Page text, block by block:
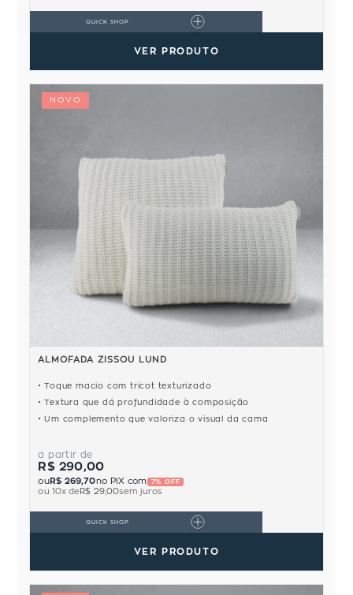
QUICK SHOP
VER PRODUTO
NOVO
ALMOFADA ZISSOU LUND
Toque macio com tricot texturizado
Textura que dá profundidade à composição
Um complemento que valoriza o visual da cama
a partir de
R$ 290,00
ouR$ 269,70no PIX com 7% OFF
ou 10x de R$ 29,00sem juros
QUICK SHOP
VER PRODUTO